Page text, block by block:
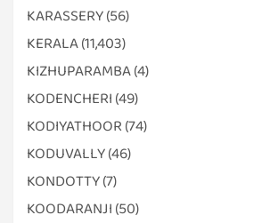
KARASSERY(56)
KERALA(11,403)
KIZHUPARAMBA(4)
KODENCHERI (49)
KODIYATHOOR (74)
KODUVALLY(46)
KONDOTTY(7)
KOODARANJI (50)